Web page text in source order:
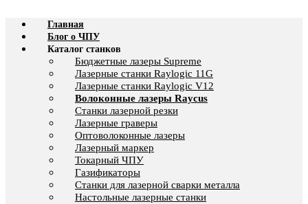
Главная
Блог о ЧПУ
Каталог станков
Бюджетные лазеры Supreme
Лазерные станки Raylogic 11G
Лазерные станки Raylogic V12
Волоконные лазеры Raycus
Станки лазерной резки
Лазерные граверы
Оптоволоконные лазеры
Лазерный маркер
Токарный ЧПУ
Газификаторы
Cтанки для лазерной сварки металла
Настольные лазерные станки